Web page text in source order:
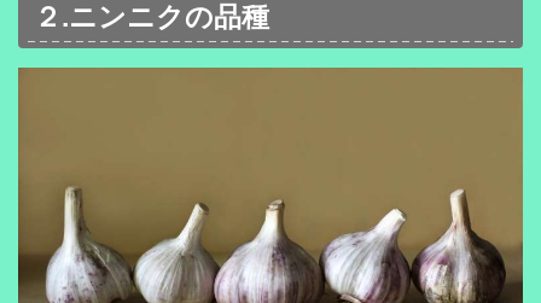
２.ニンニクの品種